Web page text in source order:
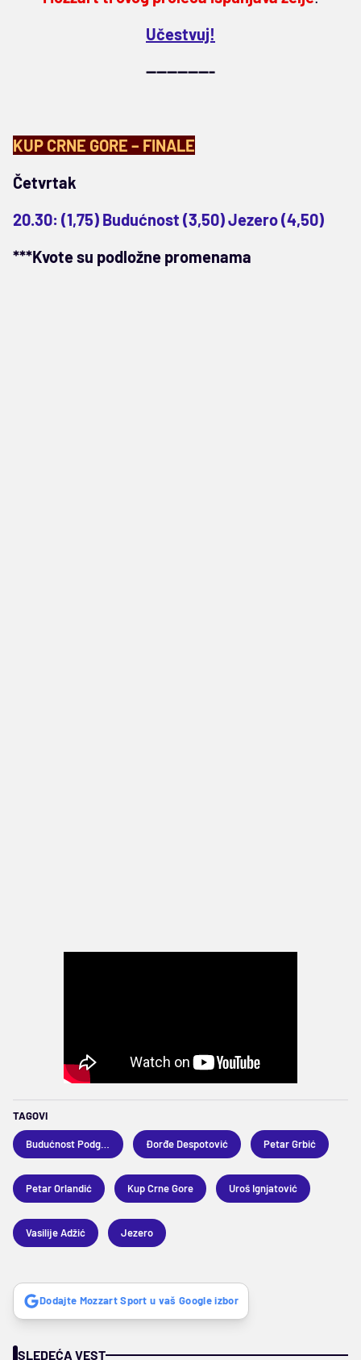
Učestvuj!
-------------
KUP CRNE GORE – FINALE
Četvrtak
20.30: (1,75) Budućnost (3,50) Jezero (4,50)
***Kvote su podložne promenama
TAGOVI
Đorđe Despotović Petar Grbić
Petar Orlandić Kup Crne Gore Uroš Ignjatović
Vasilije Adžić Jezero
Dodajte Mozzart Sport u vaš Google izbor
SLEDEĆA VEST